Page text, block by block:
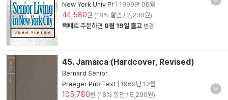
New York Univ Pr
1999년 06월
44,580원 (18% 할인 / 2,230원)
택배로 주문하면 8월 19일 출고 변경
45. Jamaica (Hardcover, Revised)
Bernard Senior
Praeger Pub Text
1969년 12월
105,780원 (18% 할인 / 5,290원)